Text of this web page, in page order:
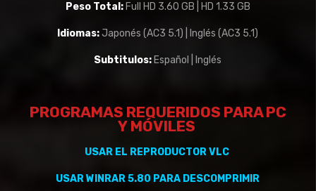
Peso Total:Full HD 3.60 GB | HD 1.33 GB
Idiomas: Japonés (AC3 5.1) | Inglés (AC3 5.1)
Subtitulos: Español | Inglés
PROGRAMAS REQUERIDOS PARA PC
Y MÓVILES
USAR EL REPRODUCTOR VLC
USAR WINRAR 5.80 PARA DESCOMPRIMIR